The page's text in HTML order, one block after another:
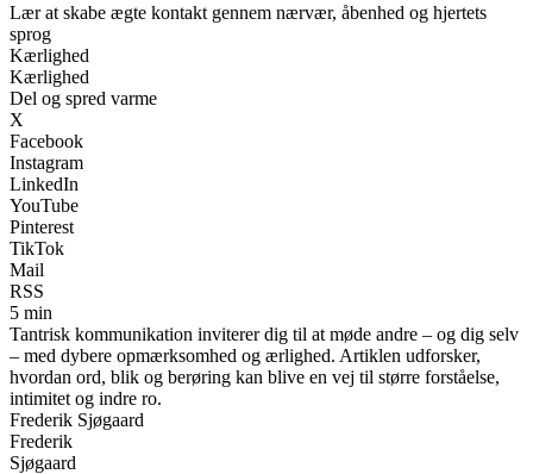
Lær at skabe ægte kontakt gennem nærvær, åbenhed og hjertets
sprog
Kærlighed
Kærlighed
Del og spred varme
X
Facebook
Instagram
LinkedIn
YouTube
Pinterest
TikTok
Mail
RSS
5 min
Tantrisk kommunikation inviterer dig til at møde andre – og dig selv
– med dybere opmærksomhed og ærlighed. Artiklen udforsker,
hvordan ord, blik og berøring kan blive en vej til større forståelse,
intimitet og indre ro.
Frederik Sjøgaard
Frederik
Sjøgaard